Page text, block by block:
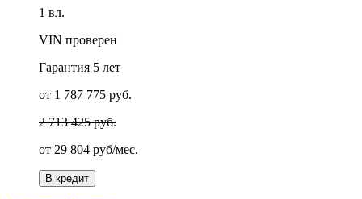
1 вл.
VIN проверен
Гарантия 5 лет
от 1 787 775 руб.
2 713 425 руб.
от 29 804 руб/мес.
В кредит